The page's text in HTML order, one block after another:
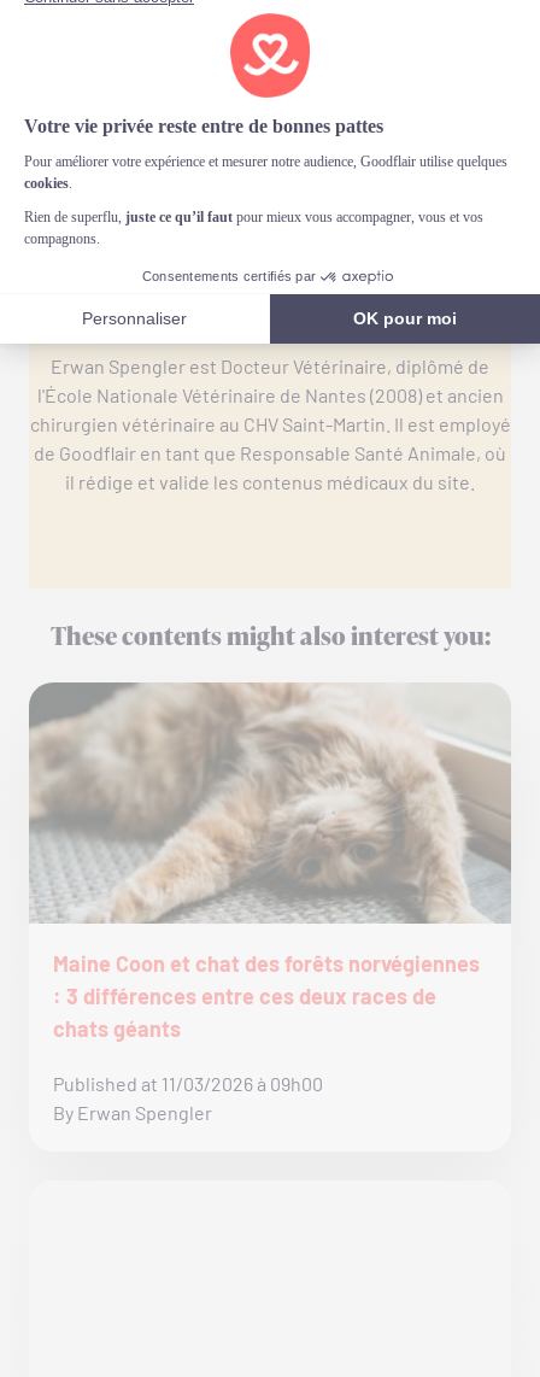
Vie quotidienne
Erwan Spengler
Erwan Spengler est Docteur Vétérinaire, diplômé de
l'École Nationale Vétérinaire de Nantes (2008) et ancien
chirurgien vétérinaire au CHV Saint-Martin. Il est employé
de Goodflair en tant que Responsable Santé Animale, où
il rédige et valide les contenus médicaux du site.
These contents might also interest you:
Maine Coon et chat des forêts norvégiennes
: 3 différences entre ces deux races de
chats géants
Published at 11/03/2026 à 09h00
By Erwan Spengler